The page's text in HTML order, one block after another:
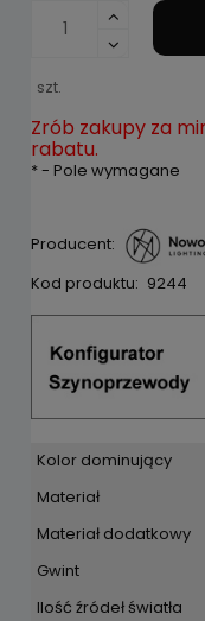
szt.
Zrób zakupy za
rabatu.
*- Pole wymagane
Producent:
Kod produktu: 9244
Kolor dominujący
Materiał
Materiał dodatkowy
Gwint
Ilość źródeł światła